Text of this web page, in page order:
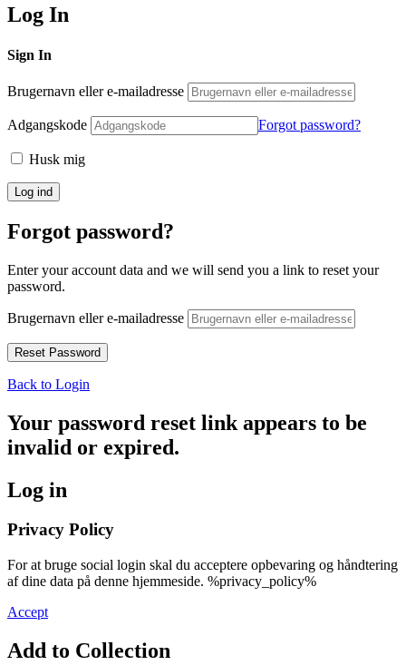
Log In
Sign In
Brugernavn eller e-mailadresse
Adgangskode Forgot password?
Husk mig
Forgot password?
Enter your account data and we will send you a link to reset your
password.
Brugernavn eller e-mailadresse
Back to Login
Your password reset link appears to be
invalid or expired.
Log in
Privacy Policy
For at bruge social login skal du acceptere opbevaring og håndtering
af dine data på denne hjemmeside. %privacy_policy%
Accept
Add to Collection